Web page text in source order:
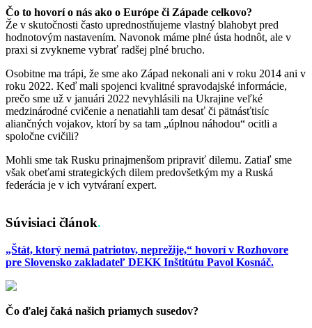
Čo to hovorí o nás ako o Európe či Západe celkovo?
Že v skutočnosti často uprednostňujeme vlastný blahobyt pred
hodnotovým nastavením. Navonok máme plné ústa hodnôt, ale v
praxi si zvykneme vybrať radšej plné brucho.
Osobitne ma trápi, že sme ako Západ nekonali ani v roku 2014 ani v
roku 2022. Keď mali spojenci kvalitné spravodajské informácie,
prečo sme už v januári 2022 nevyhlásili na Ukrajine veľké
medzinárodné cvičenie a nenatiahli tam desať či pätnásťtisíc
aliančných vojakov, ktorí by sa tam „úplnou náhodou“ ocitli a
spoločne cvičili?
Mohli sme tak Rusku prinajmenšom pripraviť dilemu. Zatiaľ sme
však obeťami strategických dilem predovšetkým my a Ruská
federácia je v ich vytváraní expert.
Súvisiaci článok.
„Štát, ktorý nemá patriotov, neprežije,“ hovorí v Rozhovore
pre Slovensko zakladateľ DEKK Inštitútu Pavol Kosnáč.
Čo ďalej čaká našich priamych susedov?